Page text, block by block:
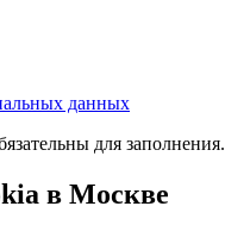
данных
для заполнения.
в Москве